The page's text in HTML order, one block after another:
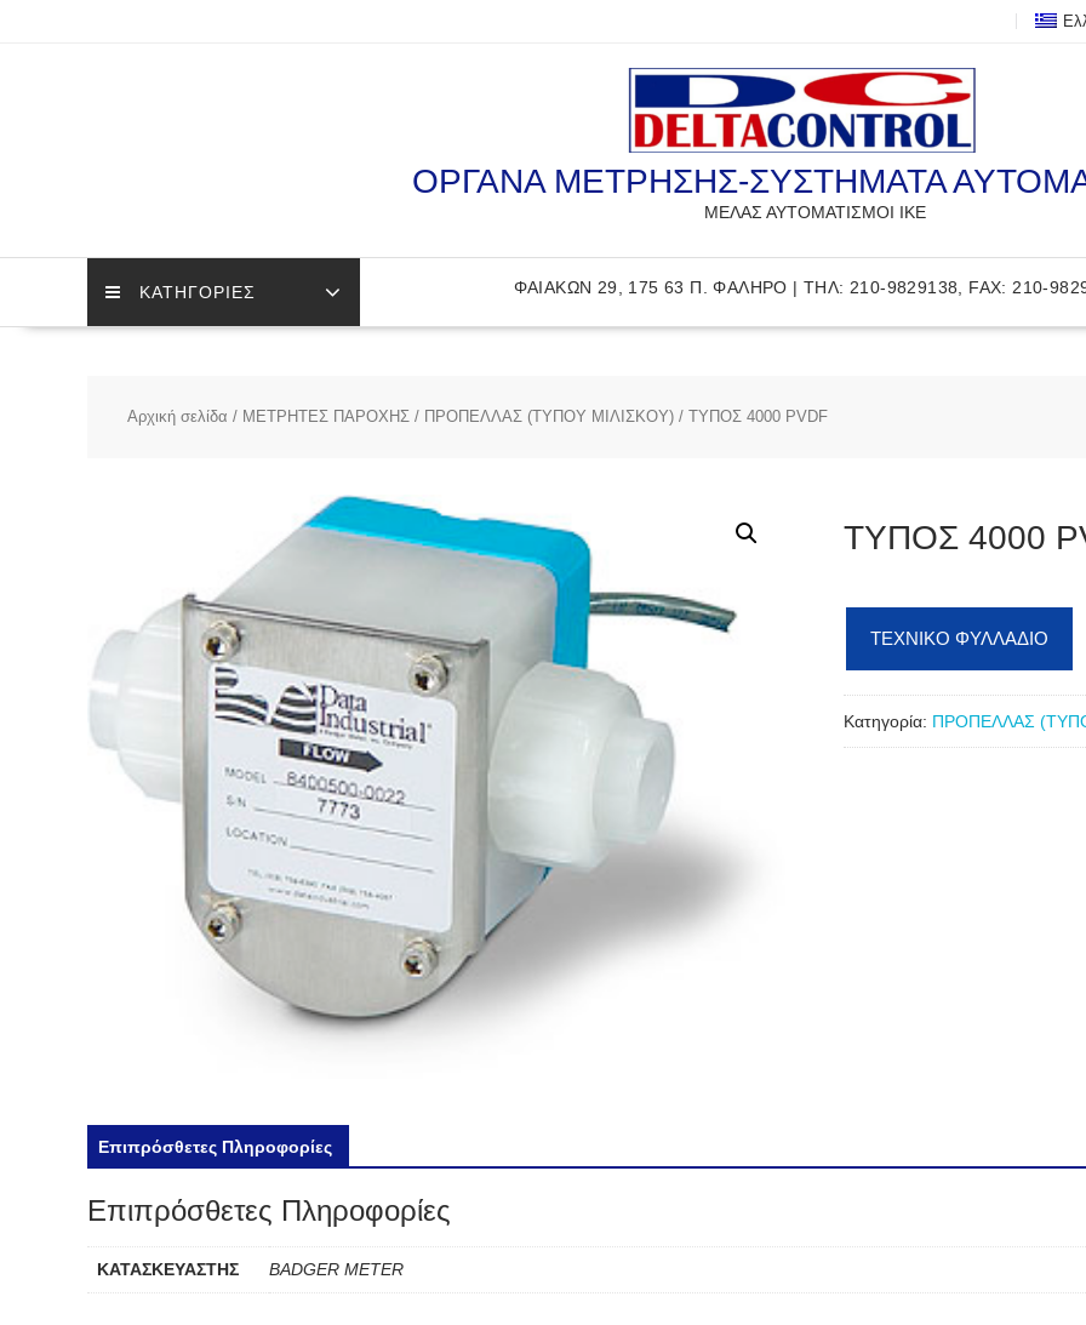
ΟΡΓΑΝΑ ΜΕΤΡΗΣΗΣ-ΣΥΣΤΗΜΑΤΑ
ΜΕΛΑΣ ΑΥΤΟΜΑΤΙΣΜΟΙ ΙΚΕ
ΚΑΤΗΓΟΡΙΕΣ ΦΑΙΑΚΩΝ 29, 175 63 Π. ΦΑΛΗΡΟ | ΤΗΛ: 210-9829138, FAX: 210-
Αρχική σελίδα / ΜΕΤΡΗΤΕΣ ΠΑΡΟΧΗΣ / ΠΡΟΠΕΛΛΑΣ (ΤΥΠΟΥ ΜΙΛΙΣΚΟΥ)/ ΤΥΠΟΣ 4000 PVDF
ΤΥΠΟΣ 4000
ΤΕΧΝΙΚΟ ΦΥΛΛΑΔΙΟ
Κατηγορία: ΠΡΟΠΕΛΛΑΣ
Επιπρόσθετες Πληροφορίες
Επιπρόσθετες Πληροφορίες
ΚΑΤΑΣΚΕΥΑΣΤΗΣ BADGER METER